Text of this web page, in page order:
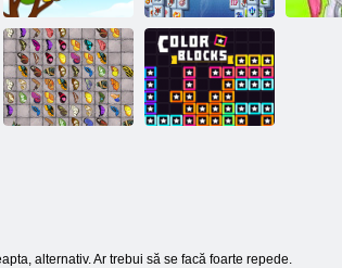
Orange Ranch
Mahjong
Fortuna
alternativ. Ar trebui să se facă foarte repede.